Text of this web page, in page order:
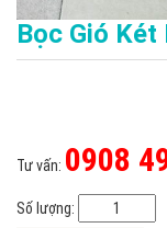
Bọc Gió Két
Tư vấn: 0908
Số lượng: